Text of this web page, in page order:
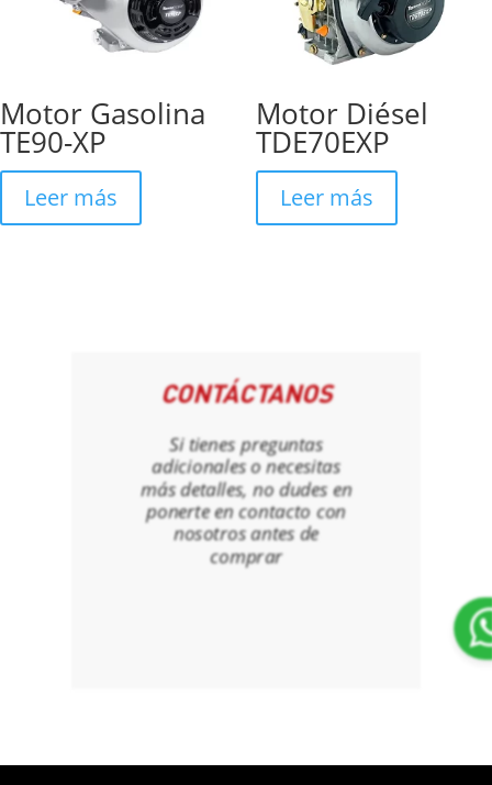
Motor Gasolina
TE90-XP
Leer más
Motor Diésel
TDE70EXP
Leer más
CONTÁCTANOS
Si tienes preguntas
adicionales o necesitas
más detalles, no dudes en
ponerte en contacto con
nosotros antes de
comprar